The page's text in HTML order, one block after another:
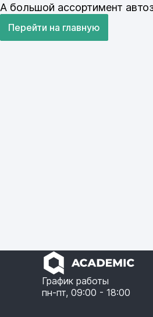
А большой ассортимент
Перейти на главную
График работы
пн-пт, 09:00 - 18:00